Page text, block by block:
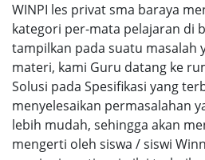
WINPI les privat sma baraya
kategori per-mata pelajaran di
tampilkan pada suatu masalah
materi, kami Guru datang ke
Solusi pada Spesifikasi yang
menyelesaikan permasalahan
lebih mudah, sehingga akan
mengerti oleh siswa / siswi